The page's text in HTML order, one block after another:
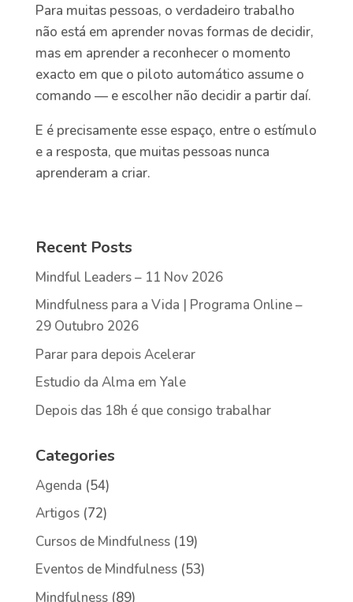
Para muitas pessoas, o verdadeiro trabalho
não está em aprender novas formas de decidir,
mas em aprender a reconhecer o momento
exacto em que o piloto automático assume o
comando — e escolher não decidir a partir daí.
E é precisamente esse espaço, entre o estímulo
e a resposta, que muitas pessoas nunca
aprenderam a criar.
Recent Posts
Mindful Leaders – 11 Nov 2026
Mindfulness para a Vida | Programa Online –
29 Outubro 2026
Parar para depois Acelerar
Estudio da Alma em Yale
Depois das 18h é que consigo trabalhar
Categories
Agenda (54)
Artigos(72)
Cursos de Mindfulness(19)
Eventos de Mindfulness(53)
Mindfulness(89)